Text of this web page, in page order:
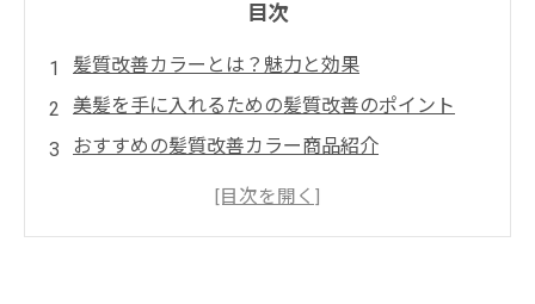
目次
髪質改善カラーとは？魅力と効果
美髪を手に入れるための髪質改善のポイント
おすすめの髪質改善カラー商品紹介
髪質改善カラーの施術プロセスと注意点